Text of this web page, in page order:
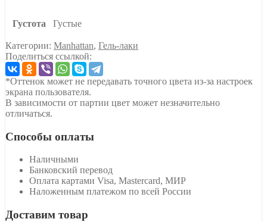
Густота Густые
Категории: Manhattan, Гель-лаки
Поделиться ссылкой:
*Оттенок может не передавать точного цвета из-за настроек
экрана пользователя.
В зависимости от партии цвет может незначительно
отличаться.
Способы оплаты
Наличными
Банковский перевод
Оплата картами Visa, Mastercard, МИР
Наложенным платежом по всей России
Доставим товар